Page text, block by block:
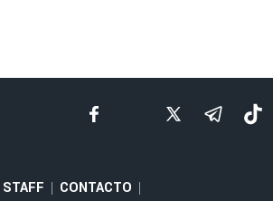
STAFF | CONTACTO |